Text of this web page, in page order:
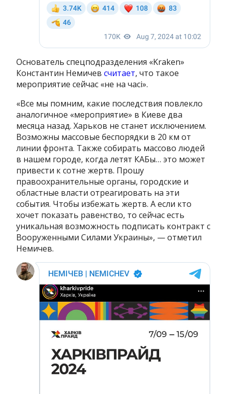
Основатель спецподразделения «Kraken»
Константин Немичевсчитает, что такое
мероприятие сейчас «не на часі».
«Все мы помним, какие последствия повлекло
аналогичное «мероприятие» в Киеве два
месяца назад. Харьков не станет исключением.
Возможны массовые беспорядки в 20 км от
линии фронта. Также собирать массово людей
в нашем городе, когда летят КАБы… это может
привести к сотне жертв. Прошу
правоохранительные органы, городские и
областные власти отреагировать на эти
события. Чтобы избежать жертв. А если кто
хочет показать равенство, то сейчас есть
уникальная возможность подписать контракт с
Вооруженными Силами Украины», — отметил
Немичев.